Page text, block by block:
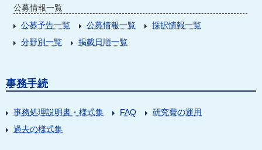
公募情報一覧
公募予告一覧
公募情報一覧
採択情報一覧
分野別一覧
掲載日順一覧
事務手続
事務処理説明書・様式集 FAQ
研究費の運用
過去の様式集